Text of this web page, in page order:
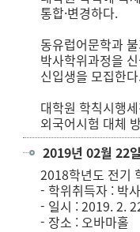
통합·변경하다.
동유럽어문학과
박사학위과정을
신입생을 모집한
대학원 학칙시행
외국어시험 대체
2019년 02월 22일
2018학년도 전기
- 학위취득자 : 박
- 일시 : 2019. 2.
- 장소 : 오바마홀